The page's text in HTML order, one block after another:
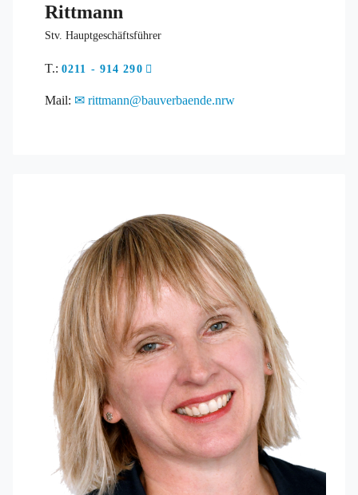
Rittmann
Stv. Hauptgeschäftsführer
T.: 0211 - 914 290
Mail: rittmann@bauverbaende.nrw